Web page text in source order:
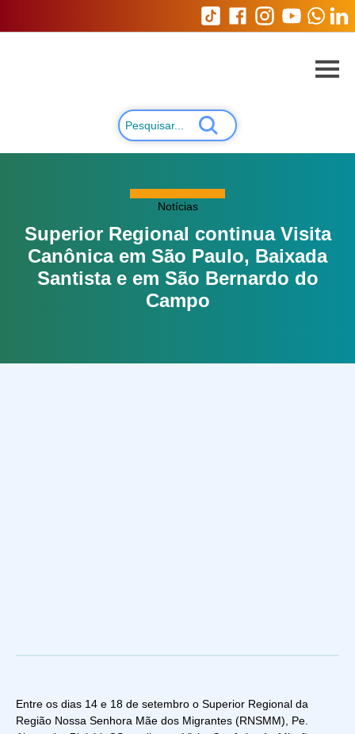
Notícias
Superior Regional continua Visita
Canônica em São Paulo, Baixada
Santista e em São Bernardo do
Campo
Entre os dias 14 e 18 de setembro o Superior Regional da
Região Nossa Senhora Mãe dos Migrantes (RNSMM), Pe.